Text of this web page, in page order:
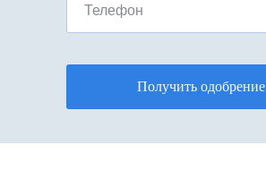
Телефон
Получить одобрение